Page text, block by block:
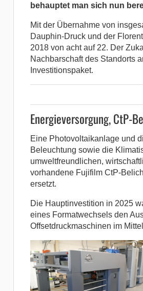
behauptet man sich nun
Mit der Übernahme von
Dauphin-Druck und der
2018 von acht auf 22. Der
Nachbarschaft des Standorts
Investitionspaket.
Energieversorgung, CtP-
Eine Photovoltaikanlage und
Beleuchtung sowie die
umweltfreundlichen,
vorhandene Fujifilm CtP-
ersetzt.
Die Hauptinvestition in 2025
eines Formatwechsels den
Offsetdruckmaschinen im